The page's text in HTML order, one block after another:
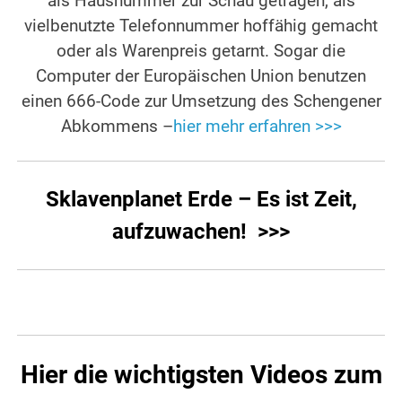
vielbenutzte Telefonnummer hoffähig gemacht
oder als Warenpreis getarnt. Sogar die
Computer der Europäischen Union benutzen
einen 666-Code zur Umsetzung des Schengener
Abkommens –hier mehr erfahren >>>
Sklavenplanet Erde – Es ist Zeit,
aufzuwachen! >>>
Hier die wichtigsten Videos zum